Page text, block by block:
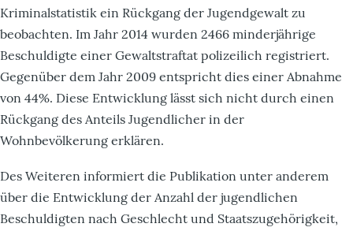
Kriminalstatistik ein Rückgang der Jugendgewalt zu
beobachten. Im Jahr 2014 wurden 2466 minderjährige
Beschuldigte einer Gewaltstraftat polizeilich registriert.
Gegenüber dem Jahr 2009 entspricht dies einer Abnahme
von 44%. Diese Entwicklung lässt sich nicht durch einen
Rückgang des Anteils Jugendlicher in der
Wohnbevölkerung erklären.
Des Weiteren informiert die Publikation unter anderem
über die Entwicklung der Anzahl der jugendlichen
Beschuldigten nach Geschlecht und Staatszugehörigkeit,